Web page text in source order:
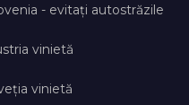
- evitați autostrăzile
vinietă
vinietă